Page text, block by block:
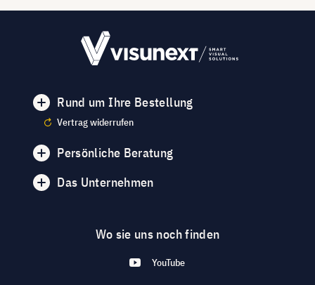
Rund um Ihre Bestellung
Vertrag widerrufen
Persönliche Beratung
Das Unternehmen
Wo sie uns noch finden
YouTube